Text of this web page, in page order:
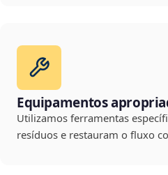
Equipamentos
Utilizamos ferramentas
resíduos e restauram o fluxo